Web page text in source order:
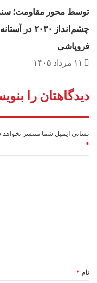
توسط محور مقاومت؛
چشم‌انداز ۲۰۳۰ در آستانه
فروپاشی
۱۱ مرداد ۱۴۰۵
دیدگاهتان را
نشانی ایمیل شما منتشر نخواهد
*
نام *